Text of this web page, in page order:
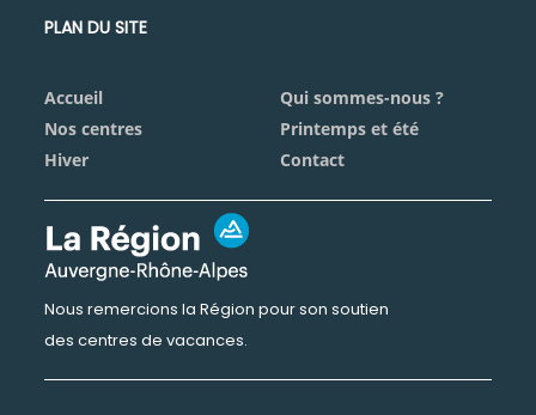
PLAN DU SITE
Accueil
Qui sommes-nous ?
Nos centres
Printemps et été
Hiver
Contact
Nous remercions la Région pour son soutien
des centres de vacances.